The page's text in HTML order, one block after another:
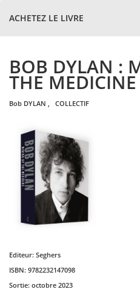
ACHETEZ LE LIVRE
BOB DYLAN :
THE MEDICINE
bob DYLAN , COLLECTIF
Editeur: Seghers
ISBN: 9782232147098
Sortie: octobre 2023